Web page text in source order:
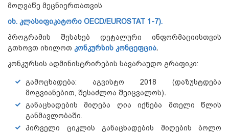
მოღვაწე მეცნიერთათვის
იხ. კლასიფიკატორი OECD/EUROSTAT 1-7).
პროგრამის შესახებ დეტალური ინფორმაციისთვის
გთხოვთ იხილოთ კონკურსის კონცეფცია.
კონკურსის ადმინისტრირების სავარაუდო გრაფიკი:
გამოცხადება: აგვისტო 2018 (დაზუსტდება
მოგვიანებით, შესაძლოა შეიცვალოს).
განაცხადების მიღება ღია იქნება მთელი წლის
განმავლობაში.
პირველი ციკლის განაცხადების მიღების ბოლო